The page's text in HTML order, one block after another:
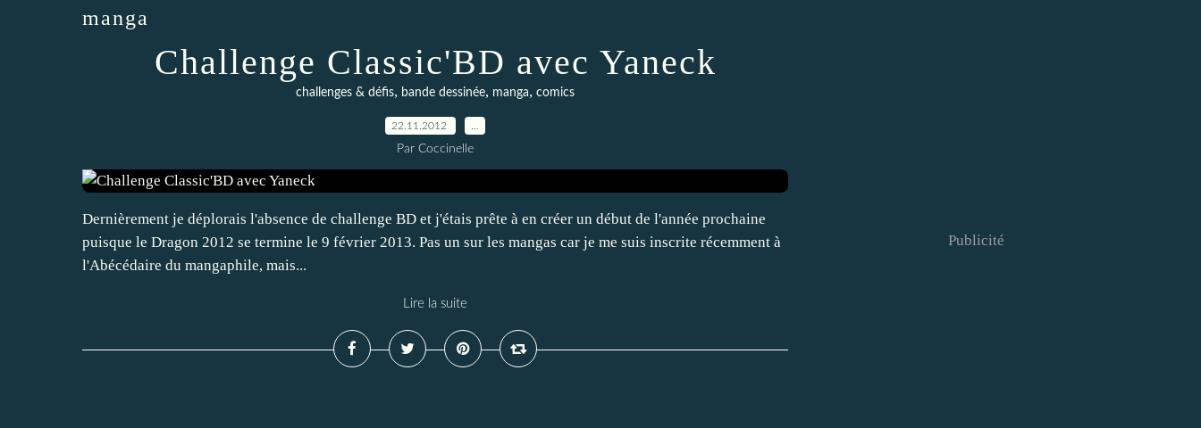
manga
Challenge Classic'BD avec Yaneck
challenges & défis, bande dessinée, manga, comics
22.11.2012
Par Coccinelle
Dernièrement je déplorais l'absence de challenge BD et j'étais prête à en créer un début de l'année prochaine
puisque le Dragon 2012 se termine le 9 février 2013. Pas un sur les mangas car je me suis inscrite récemment à
l'Abécédaire du mangaphile, mais...
Lire la suite
Publicité